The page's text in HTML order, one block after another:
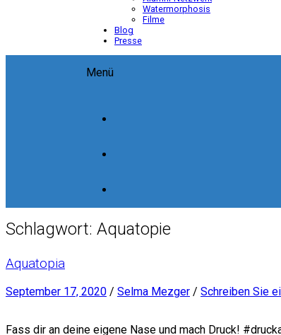
Watermorphosis
Filme
Blog
Presse
Menü
Schlagwort: Aquatopie
Aquatopia
September 17, 2020 / Selma Mezger / Schreiben Sie
Fass dir an deine eigene Nase und mach Druck!